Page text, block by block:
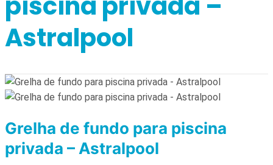
Astralpool
Grelha de fundo para piscina
privada – Astralpool